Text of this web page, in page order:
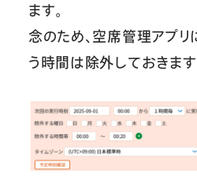
ます。
念のため、空席管理アプ
う時間は除外しておきます